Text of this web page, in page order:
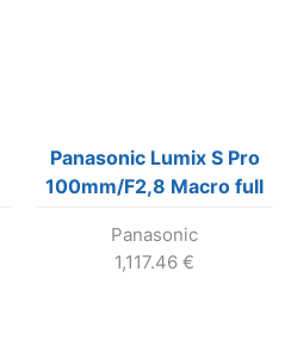
Panasonic Lumix S Pro
100mm/F2,8 Macro full
mount
Panasonic
1,117.46 €